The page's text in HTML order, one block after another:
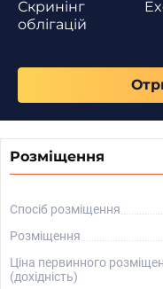
Скринінг
облігацій
Розміщення
Спосіб розміщення
Розміщення
Ціна первинного
(дохідність)